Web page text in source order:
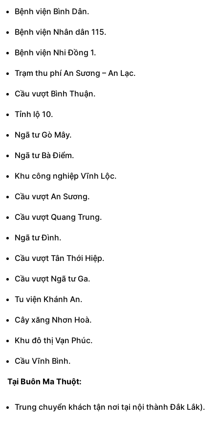
Bệnh viện Bình Dân.
Bệnh viện Nhân dân 115.
Bệnh viện Nhi Đồng 1.
Trạm thu phí An Sương – An Lạc.
Cầu vượt Bình Thuận.
Tỉnh lộ 10.
Ngã tư Gò Mây.
Ngã tư Bà Điểm.
Khu công nghiệp Vĩnh Lộc.
Cầu vượt An Sương.
Cầu vượt Quang Trung.
Ngã tư Đình.
Cầu vượt Tân Thới Hiệp.
Cầu vượt Ngã tư Ga.
Tu viện Khánh An.
Cây xăng Nhơn Hoà.
Khu đô thị Vạn Phúc.
Cầu Vĩnh Bình.
Tại Buôn Ma Thuột:
Trung chuyển khách tận nơi tại nội thành Đắk Lắk).